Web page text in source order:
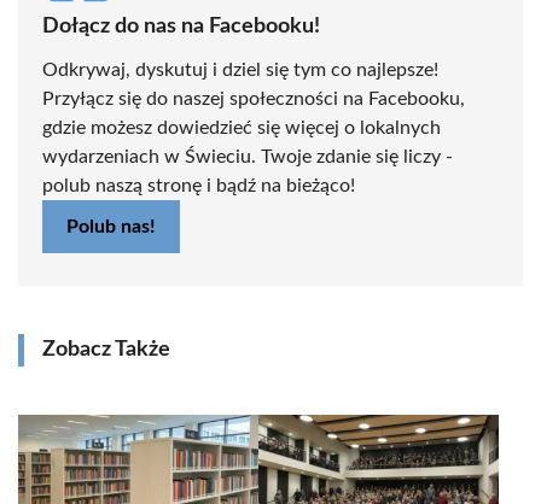
Dołącz do nas na Facebooku!
Odkrywaj, dyskutuj i dziel się tym co najlepsze!
Przyłącz się do naszej społeczności na Facebooku,
gdzie możesz dowiedzieć się więcej o lokalnych
wydarzeniach w Świeciu. Twoje zdanie się liczy -
polub naszą stronę i bądź na bieżąco!
Polub nas!
Zobacz Także